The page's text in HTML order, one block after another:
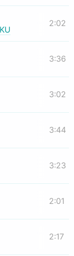
2:02
3:36
3:02
3:44
3:23
2:01
2:17